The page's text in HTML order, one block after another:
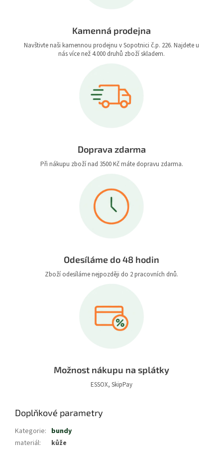
Kamenná prodejna
Navštivte naši kamennou prodejnu v Sopotnici č.p. 226. Najdete u
nás více než 4.000 druhů zboží skladem.
Doprava zdarma
Při nákupu zboží nad 3500 Kč máte dopravu zdarma.
Odesíláme do 48 hodin
Zboží odesíláme nejpozději do 2 pracovních dnů.
Možnost nákupu na splátky
ESSOX, SkipPay
Doplňkové parametry
Kategorie: bundy
materiál: kůže